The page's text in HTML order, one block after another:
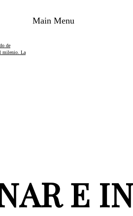
de
milenio. La
Main Menu
E